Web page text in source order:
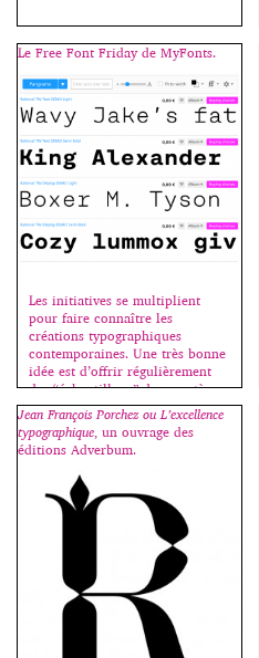
Le Free Font Friday de MyFonts.
Les initiatives se multiplient
pour faire connaître les
créations typographiques
contemporaines. Une très bonne
idée est d’offrir régulièrement
des “échantillons” de caractères
récents, permettant ainsi de les
tester et d’acheter les fontes
complémentaires si affinités.
Aujourd’hui MyFonts offre 4
variantes du Rational de Rene
Bieder (2016). Il s’agit de la
déclinaison monospace de cette
néo-grotesque qui conserve ses
Jean François Porchez ou L’excellence
typographique, un ouvrage des
éditions Adverbum.